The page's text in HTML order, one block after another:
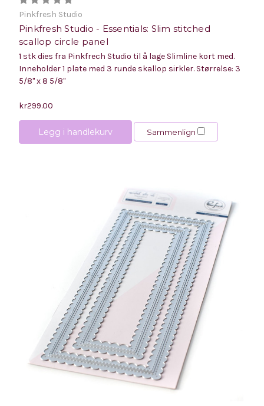
Pinkfresh Studio
Pinkfresh Studio - Essentials: Slim stitched
scallop circle panel
1 stk dies fra Pinkfrech Studio til å lage Slimline kort med.
Inneholder 1 plate med 3 runde skallop sirkler. Størrelse: 3
5/8" x 8 5/8"
kr299.00
Legg i handlekurv Sammenlign